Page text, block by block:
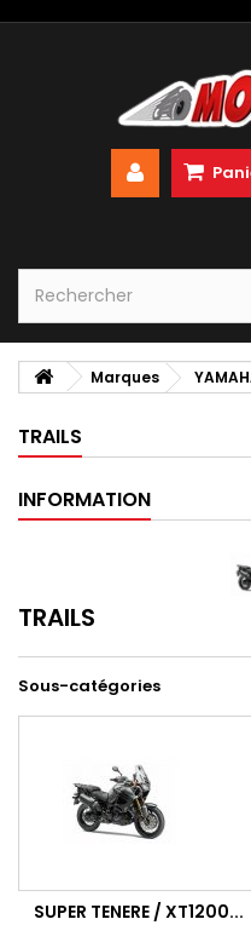
Marques
TRAILS
INFORMATION
TRAILS
Sous-catégories
SUPER TENERE / XT1200...